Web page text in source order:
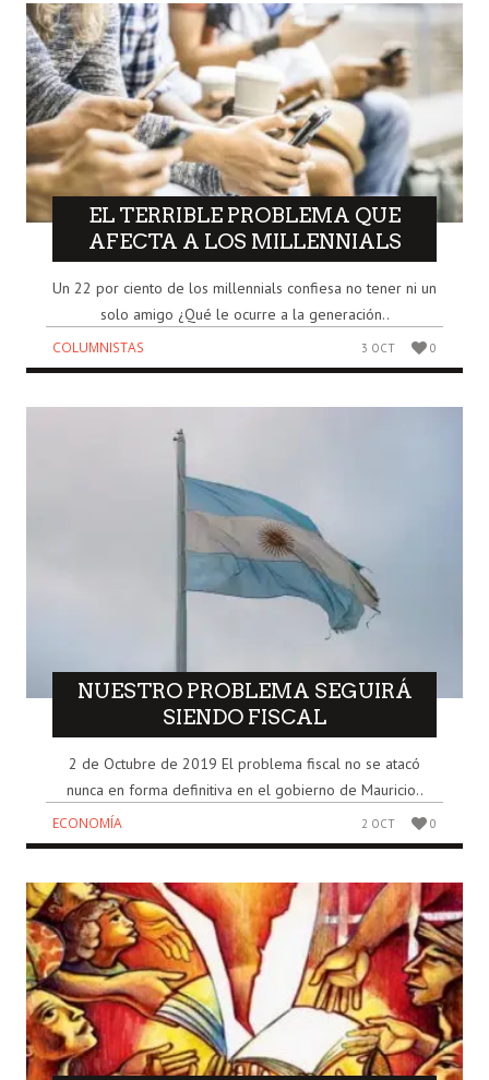
EL TERRIBLE PROBLEMA QUE
AFECTA A LOS MILLENNIALS
Un 22 por ciento de los millennials confiesa no tener ni un
solo amigo ¿Qué le ocurre a la generación..
COLUMNISTAS 3 OCT 0
NUESTRO PROBLEMA SEGUIRÁ
SIENDO FISCAL
2 de Octubre de 2019 El problema fiscal no se atacó
nunca en forma definitiva en el gobierno de Mauricio..
ECONOMÍA 2 OCT 0